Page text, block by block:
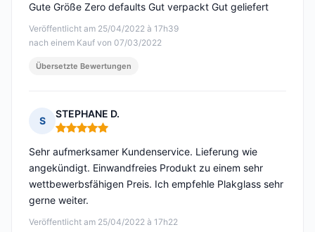
Veröffentlicht am 25/04/2022 à 17h39
nach einem Kauf von 07/03/2022
Gute Größe Zero defaults Gut verpackt Gut geliefert
Übersetzte Bewertungen
S
STEPHANE D.
Hinweis: 5 von 5
Veröffentlicht am 25/04/2022 à 17h22
Sehr aufmerksamer Kundenservice. Lieferung wie
angekündigt. Einwandfreies Produkt zu einem sehr
wettbewerbsfähigen Preis. Ich empfehle Plakglass sehr
gerne weiter.